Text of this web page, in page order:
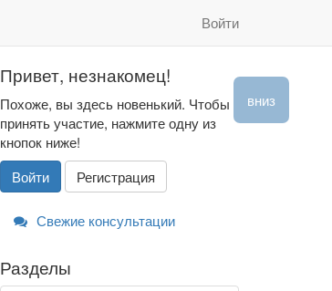
Войти
вниз
Привет, незнакомец!
Похоже, вы здесь новенький. Чтобы
принять участие, нажмите одну из
кнопок ниже!
Войти
Регистрация
Свежие консультации
Разделы